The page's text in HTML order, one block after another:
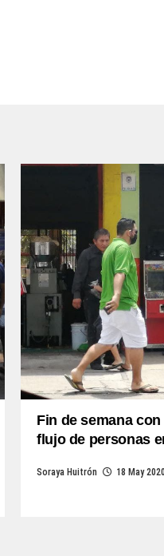
Fin de semana
flujo de personas
Soraya Huitrón 18 May 2020